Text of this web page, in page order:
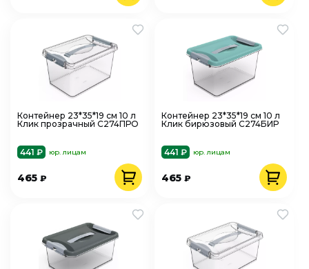
Контейнер 23*35*19 см 10 л
Клик прозрачный С274ПРО
441 ₽ юр. лицам
465 ₽
Контейнер 23*35*19 см 10 л
Клик бирюзовый С274БИР
441 ₽ юр. лицам
465₽